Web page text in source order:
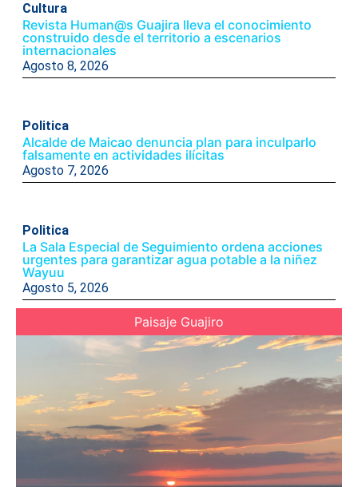
Cultura
Revista Human@s Guajira lleva el conocimiento
construido desde el territorio a escenarios
internacionales
Agosto 8, 2026
Politica
Alcalde de Maicao denuncia plan para inculparlo
falsamente en actividades ilícitas
Agosto 7, 2026
Politica
La Sala Especial de Seguimiento ordena acciones
urgentes para garantizar agua potable a la niñez
Wayuu
Agosto 5, 2026
Paisaje Guajiro